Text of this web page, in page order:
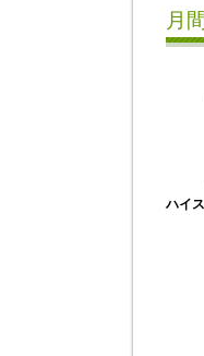
月
ハイ